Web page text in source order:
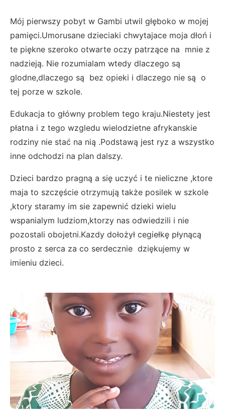
Mój pierwszy pobyt w Gambi utwil głęboko w mojej
pamięci.Umorusane dzieciaki chwytajace moja dłoń i
te piękne szeroko otwarte oczy patrzące na mnie z
nadzieją. Nie rozumialam wtedy dlaczego są
glodne,dlaczego są bez opieki i dlaczego nie są o
tej porze w szkole.
Edukacja to główny problem tego kraju.Niestety jest
płatna i z tego wzgledu wielodzietne afrykanskie
rodziny nie stać na nią .Podstawą jest ryz a wszystko
inne odchodzi na plan dalszy.
Dzieci bardzo pragną a się uczyć i te nieliczne ,ktore
maja to szczęście otrzymują także posilek w szkole
,ktory staramy im sie zapewnić dzieki wielu
wspanialym ludziom,ktorzy nas odwiedzili i nie
pozostali obojetni.Kazdy dołożył cegiełkę płynącą
prosto z serca za co serdecznie dziękujemy w
imieniu dzieci.